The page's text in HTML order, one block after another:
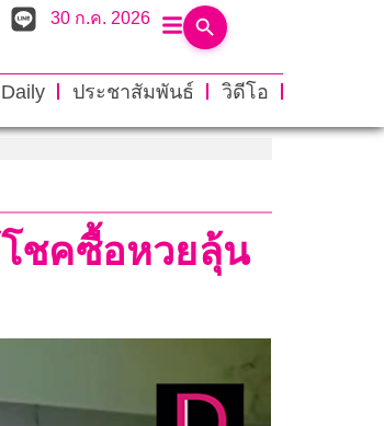
30 ก.ค. 2026
ประชาสัมพันธ์
วิดีโอ
โชคซื้อหวยลุ้น